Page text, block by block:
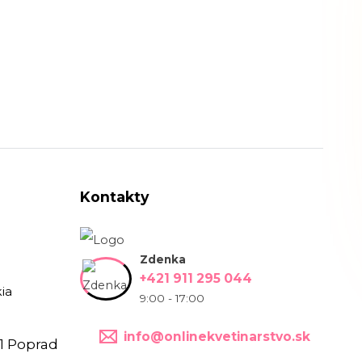
Poprad
Kontakty
Zdenka
+421 911 295 044
9:00 - 17:00
info@onlinekvetinarstvo.sk